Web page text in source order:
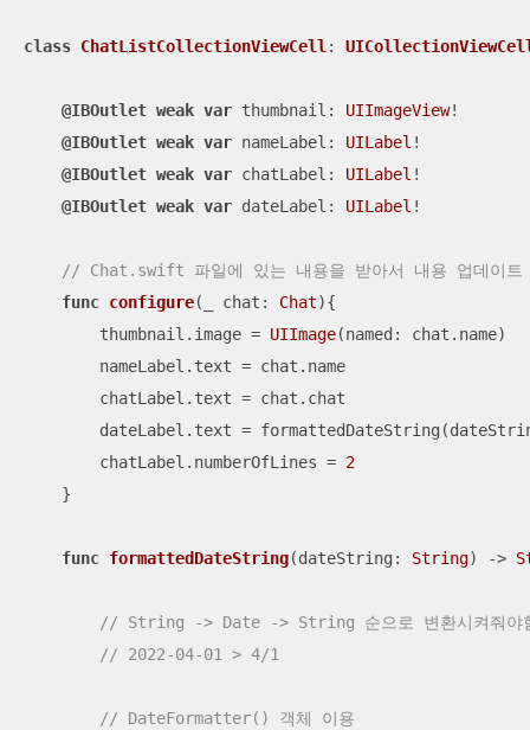
class ChatListCollectionViewCell:
@IBOutlet weak var thumbnail: UIImageView!
@IBOutlet weak var nameLabel: UILabel !
@IBOutlet weak var chatLabel: UILabel !
@IBOutlet weak var dateLabel: UILabel !
// Chat.swift 파일에 있는 내용을 받아서 내용 업데이트
func configure( chat : Chat){
        thumbnail.image
= UIImage(named: chat.name)
        nameLabel.text
= chat.name
        chatLabel.text
= chat.chat
        dateLabel.text
=
        chatLabel.numberOfLines
= 2
    }
func formattedDateString(dateString : String) ->
// String -> Date -> String 순으로 변환시켜줘야
// 2022-04-01 > 4/1
// DateFormatter() 객체 이용